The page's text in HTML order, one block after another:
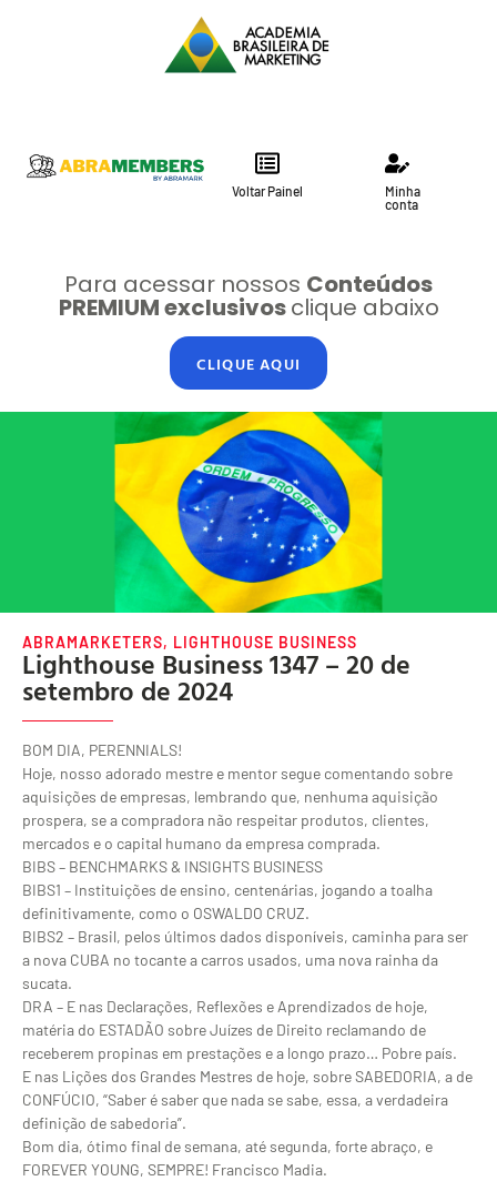
Voltar Painel
Minha
conta
Para acessar nossos Conteúdos
PREMIUM exclusivosclique abaixo
CLIQUE AQUI
ABRAMARKETERS, LIGHTHOUSE BUSINESS
Lighthouse Business 1347 – 20 de
setembro de 2024
BOM DIA, PERENNIALS!
Hoje, nosso adorado mestre e mentor segue comentando sobre
aquisições de empresas, lembrando que, nenhuma aquisição
prospera, se a compradora não respeitar produtos, clientes,
mercados e o capital humano da empresa comprada.
BIBS – BENCHMARKS & INSIGHTS BUSINESS
BIBS1 – Instituições de ensino, centenárias, jogando a toalha
definitivamente, como o OSWALDO CRUZ.
BIBS2 – Brasil, pelos últimos dados disponíveis, caminha para ser
a nova CUBA no tocante a carros usados, uma nova rainha da
sucata.
DRA – E nas Declarações, Reflexões e Aprendizados de hoje,
matéria do ESTADÃO sobre Juízes de Direito reclamando de
receberem propinas em prestações e a longo prazo… Pobre país.
E nas Lições dos Grandes Mestres de hoje, sobre SABEDORIA, a de
CONFÚCIO, “Saber é saber que nada se sabe, essa, a verdadeira
definição de sabedoria”.
Bom dia, ótimo final de semana, até segunda, forte abraço, e
FOREVER YOUNG, SEMPRE! Francisco Madia.